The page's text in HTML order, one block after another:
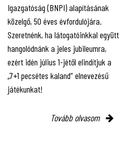
Igazgatóság (BNPI) alapításának
közelgő, 50 éves évfordulójára.
Szeretnénk, ha látogatóinkkal együtt
hangolódnánk a jeles jubileumra,
ezért idén július 1-jétől elindítjuk a
„7+1 pecsétes kaland” elnevezésű
játékunkat!
Tovább olvasom